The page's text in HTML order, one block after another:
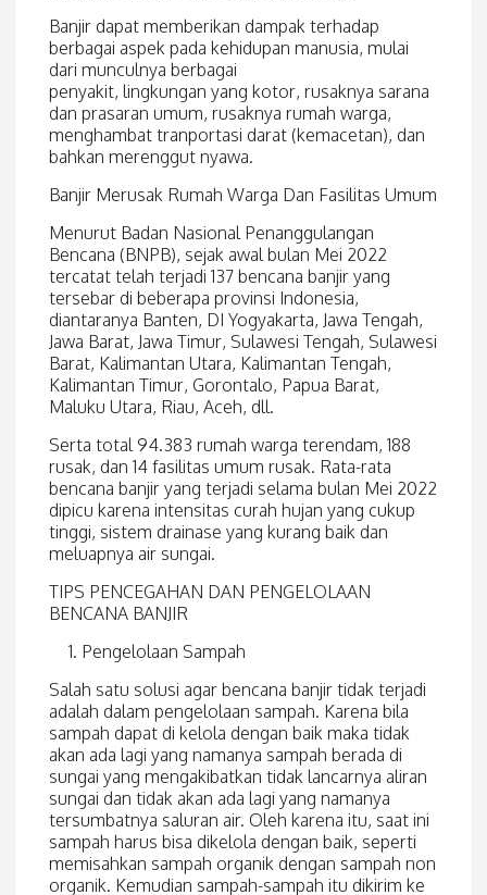
Banjir dapat memberikan dampak terhadap
berbagai aspek pada kehidupan manusia, mulai
dari munculnya berbagai
penyakit, lingkungan yang kotor, rusaknya sarana
dan prasaran umum, rusaknya rumah warga,
menghambat tranportasi darat (kemacetan), dan
bahkan merenggut nyawa.
Banjir Merusak Rumah Warga Dan Fasilitas Umum
Menurut Badan Nasional Penanggulangan
Bencana (BNPB), sejak awal bulan Mei 2022
tercatat telah terjadi 137 bencana banjir yang
tersebar di beberapa provinsi Indonesia,
diantaranya Banten, DI Yogyakarta, Jawa Tengah,
Jawa Barat, Jawa Timur, Sulawesi Tengah, Sulawesi
Barat, Kalimantan Utara, Kalimantan Tengah,
Kalimantan Timur, Gorontalo, Papua Barat,
Maluku Utara, Riau, Aceh, dll.
Serta total 94.383 rumah warga terendam, 188
rusak, dan 14 fasilitas umum rusak. Rata-rata
bencana banjir yang terjadi selama bulan Mei 2022
dipicu karena intensitas curah hujan yang cukup
tinggi, sistem drainase yang kurang baik dan
meluapnya air sungai.
TIPS PENCEGAHAN DAN PENGELOLAAN
BENCANA BANJIR
Pengelolaan Sampah
Salah satu solusi agar bencana banjir tidak terjadi
adalah dalam pengelolaan sampah. Karena bila
sampah dapat di kelola dengan baik maka tidak
akan ada lagi yang namanya sampah berada di
sungai yang mengakibatkan tidak lancarnya aliran
sungai dan tidak akan ada lagi yang namanya
tersumbatnya saluran air. Oleh karena itu, saat ini
sampah harus bisa dikelola dengan baik, seperti
memisahkan sampah organik dengan sampah non
organik. Kemudian sampah-sampah itu dikirim ke